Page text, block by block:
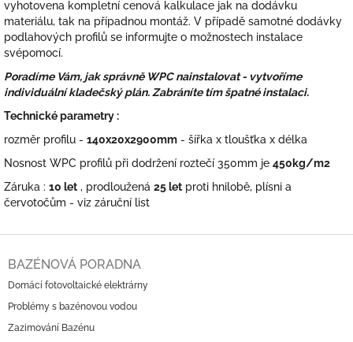
vyhotovena kompletní cenová kalkulace jak na dodávku
materiálu, tak na případnou montáž. V případě samotné dodávky
podlahových profilů se informujte o možnostech instalace
svépomocí.
Poradíme Vám, jak správně WPC nainstalovat - vytvoříme
individuální kladečský plán. Zabráníte tím špatné instalaci.
Technické parametry :
rozměr profilu - 140x20x2900mm - šířka x tloušťka x délka
Nosnost WPC profilů při dodržení roztečí 350mm je 450kg/m2
Záruka : 10 let , prodloužená 25 let proti hnilobě, plísni a
červotočům - viz záruční list
BAZÉNOVÁ PORADNA
Domácí fotovoltaické elektrárny
Problémy s bazénovou vodou
Zazimování Bazénu